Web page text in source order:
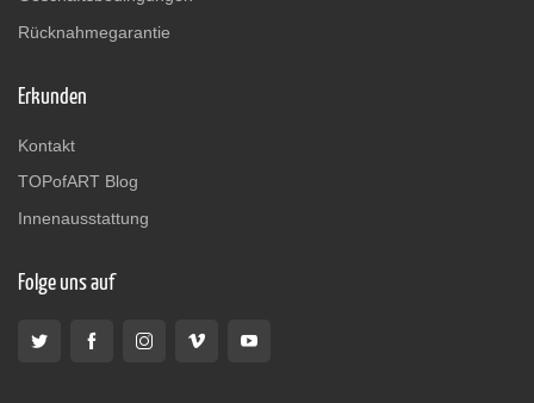
Rücknahmegarantie
Erkunden
Kontakt
TOPofART Blog
Innenausstattung
Folge uns auf